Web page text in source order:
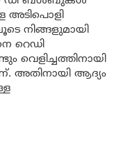
അടിപൊളി
നിങ്ങളുമായി
റെഡി
അതിനായി ആദ്യം